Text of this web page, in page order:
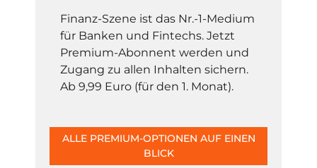
Finanz-Szene ist das Nr.-1-Medium
für Banken und Fintechs. Jetzt
Premium-Abonnent werden und
Zugang zu allen Inhalten sichern.
Ab 9,99 Euro (für den 1. Monat).
ALLE PREMIUM-OPTIONEN AUF EINEN
BLICK